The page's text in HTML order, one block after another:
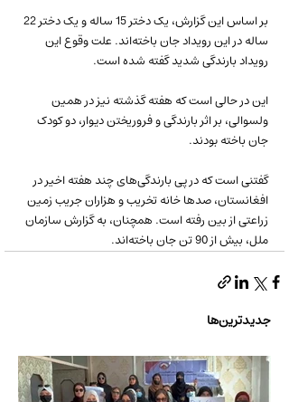
ساله در این رویداد جان باخته‌اند. علت وقوع این
رویداد بارندگی شدید گفته شده است.
این در حالی است که هفته گذشته نیز در همین
ولسوالی، بر اثر بارندگی و فروریختن دیوار، دو کودک
جان باخته بودند.
گفتنی است که در پی بارندگی‌های چند هفته اخیر در
افغانستان، صدها خانه تخریب و هزاران جریب زمین
زراعتی از بین رفته است. همچنان، به گزارش سازمان
ملل، بیش از 90 تن جان باخته‌اند.
جدیدترین‌ها